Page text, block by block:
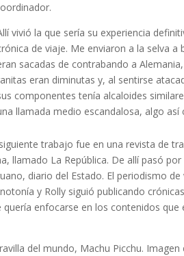
vivió la que sería su experiencia
de viaje. Me enviaron a la selva a
sacadas de contrabando a
eran diminutas y, al sentirse
componentes tenía alcaloides
llamada medio escandalosa, algo
trabajo fue en una revista de
llamado La República. De allí pasó
diario del Estado. El periodismo
y Rolly siguió publicando
quería enfocarse en los contenidos que
del mundo, Machu Picchu.